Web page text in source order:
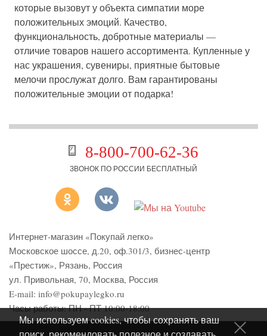
которые вызовут у объекта симпатии море
положительных эмоций. Качество,
функциональность, добротные материалы —
отличие товаров нашего ассортимента. Купленные у
нас украшения, сувениры, приятные бытовые
мелочи прослужат долго. Вам гарантированы
положительные эмоции от подарка!
8-800-700-62-36
ЗВОНОК ПО РОССИИ БЕСПЛАТНЫЙ
Интернет-магазин «Покупай легко»
Московское шоссе, д.20, оф.301/3, бизнес-центр
«Престиж», Рязань, Россия
ул. Привольная, 70, Москва, Россия
E-mail: info@pokupaylegko.ru
Часы работы:ПН - ПТ 10:00-18:00
Мы используем cookies, чтобы сохранять ваш